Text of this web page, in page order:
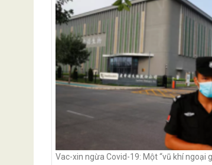
Vac-xin ngừa Covid-19: Một “vũ khí ngoại